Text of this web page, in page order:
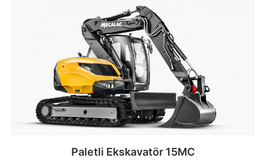
Paletli Ekskavatör 15MC